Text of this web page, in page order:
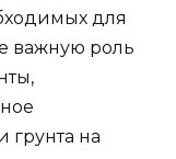
для
важную роль
грунта на